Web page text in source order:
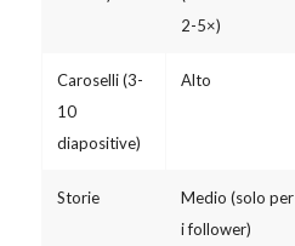
2-5×)
Caroselli (3-
10
diapositive)
Alto
Storie
Medio (solo per
i follower)